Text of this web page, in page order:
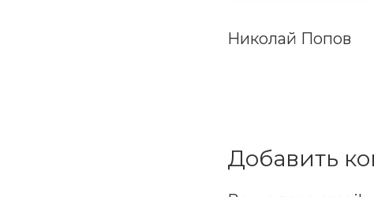
Николай Попов
Добавить